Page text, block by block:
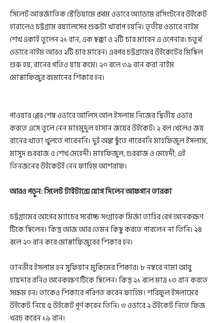
সিলেট আন্তর্জাতিক স্টেডিয়ামে প্রথম ওভারে অ্যাডাম রসিংটনের উইকেট
হারালেও চট্টগ্রাম রয়্যালসের শুরুটা খারাপ হয়নি। তৃতীয় ওভারে নাইম
শেখ একাই তুলেন ২১ রান, এক ছক্কা ও ২টি চার মারেন এ ওপেনার। চতুর্থ
ওভারে নাইম আরও ২টি চার মারেন। এরপর চট্টগ্রামের উইকেটের মিছিল
শুরু হয়, রানের গতিও যায় কমে। ২০ বলে ৩৯ রান করা নাইম
মোস্তাফিজুর রহমানের শিকার হন।
পাওয়ার প্লের শেষ ওভারে আলিস আল ইসলাম নিজের দ্বিতীয় ওভার
করতে এসে তুলে নেন মাহমুদুল হাসান জয়ের উইকেট। ২ বল খেলেও জয়
রানের খাতা খুলতে পারেননি। দুই অঙ্ক ছুঁতে পারেননি মাহফিজুল ইসলাম,
মাসুদ গুরবাজ ও শেখ মেহেদী। মাহফিজুল, গুরবাজ ও মেহেদী; এই
তিনজনের উইকেটই নেন ফাহিম আশরাফ।
আরও পড়ুন:সিলেট টাইটান্সে যোগ দিলেন আফগান তারকা
চট্টগ্রামের আগের ম্যাচের সর্বোচ্চ সংগ্রাহক মির্জা তাহির বেগ অনেকক্ষণ
টিকে ছিলেন। কিন্তু আজ আর তেমন কিছু করতে পারলেন না তিনি। ২৪
বলে ২০ রান করে মোস্তাফিজুরের শিকার হন।
তানভীর ইসলাম হন সুফিয়ান মুকিমের শিকার। ৮ নম্বরে নামা আবু
হায়দার রনিও অনেকক্ষণ টিকে ছিলেন। কিন্তু ২১ বলে মাত্র ১৩ রান করতে
সক্ষম হন। তাকেও শিকারে পরিণত করেন ফাহিম। শরিফুল ইসলামের
উইকেট নিয়ে ৫ উইকেট পূর্ণ করেন তিনি। ৩ ওভারে ২ উইকেট নিতে ফিজ
খরচ করেন ১৯ রান।